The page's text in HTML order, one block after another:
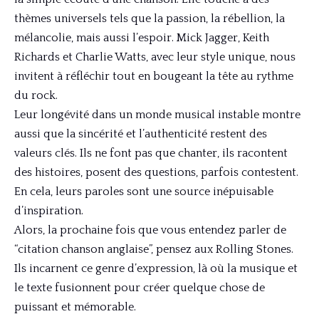
thèmes universels tels que la passion, la rébellion, la
mélancolie, mais aussi l’espoir. Mick Jagger, Keith
Richards et Charlie Watts, avec leur style unique, nous
invitent à réfléchir tout en bougeant la tête au rythme
du rock.
Leur longévité dans un monde musical instable montre
aussi que la sincérité et l’authenticité restent des
valeurs clés. Ils ne font pas que chanter, ils racontent
des histoires, posent des questions, parfois contestent.
En cela, leurs paroles sont une source inépuisable
d’inspiration.
Alors, la prochaine fois que vous entendez parler de
“citation chanson anglaise”, pensez aux Rolling Stones.
Ils incarnent ce genre d’expression, là où la musique et
le texte fusionnent pour créer quelque chose de
puissant et mémorable.